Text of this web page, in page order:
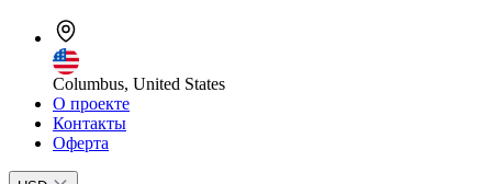
Columbus, United States
О проекте
Контакты
Оферта